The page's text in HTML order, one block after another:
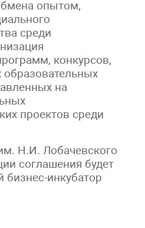
опытом,
среди
конкурсов,
на
проектов среди
Н.И. Лобачевского
соглашения будет
бизнес-инкубатор